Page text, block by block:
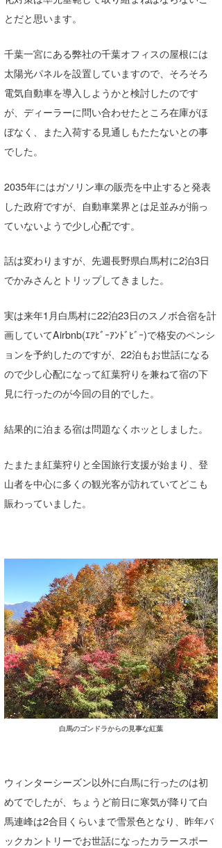
とだと思います。
千葉一宮にある弊社の千葉オフィスの屋根には
太陽光パネルを設置していますので、そろそろ
電気自動車を導入しようかと検討したのです
が、ディーラーに問い合わせたところ在庫がほ
ぼなく、また入荷する見通しもたたないとの事
でした。
2035年にはガソリン車の販売を中止すると発表
した政府ですが、自動車業界とは足並みが揃っ
ていないようで少し心配です。
話は変わりますが、先週長野県白馬村に2泊3日
でかみさんとトリップしてきました。
実は来年1月白馬村に22泊23日のスノボ合宿を計
画していてAirbnb(ｴｱﾋﾞｰｱﾝﾄﾞﾋﾞｰ)で格安のペンシ
ョンを予約したのですが、22泊もお世話になる
ので少し心配になって紅葉狩りを兼ねて宿の下
見に行ったのが今回の目的でした。
結果的に泊まる宿は問題なくホッとしました。
たまたま紅葉狩りと全国旅行支援が始まり、登
山者を中心に多くの観光客が訪れていてどこも
賑わっていました。
白馬のゴンドラからの見事な紅葉
ウィンターシーズン以外に白馬に行ったのは初
めてでしたが、ちょうど前日に寒気が降りて白
馬連峰は2合目くらいまで雪景色となり、昨年バ
ックカントリーでお世話になったカラースポー